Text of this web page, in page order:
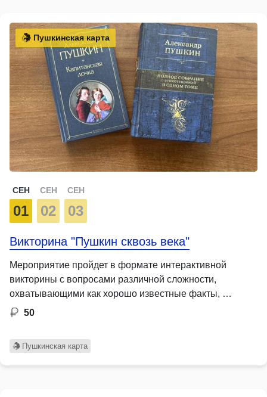
Пушкинская карта
СЕН
01
СЕН
02
СЕН
03
Викторина "Пушкин сквозь века"
Мероприятие пройдет в формате интерактивной
викторины с вопросами различной сложности,
охватывающими как хорошо известные факты, …
50
Пушкинская карта